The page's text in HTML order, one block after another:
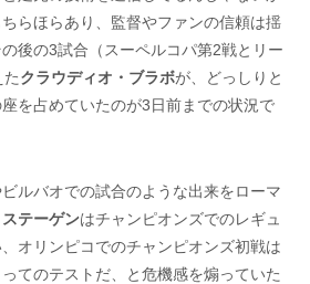
らほらあり、監督やファンの信頼は揺
後の3試合（スーペルコパ第2戦とリー
クラウディオ・ブラボが、どっしりと
を占めていたのが3日前までの状況で
ルバオでの試合のような出来をローマ
テーゲンはチャンピオンズでのレギュ
オリンピコでのチャンピオンズ初戦は
てのテストだ、と危機感を煽っていた